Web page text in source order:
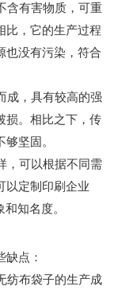
含有害物质，可重
比，它的生产过程
也没有污染，符合
成，具有较高的强
损。相比之下，传
坚固。
，可以根据不同需
以定制印刷企业
知名度。
点：
纺布袋子的生产成